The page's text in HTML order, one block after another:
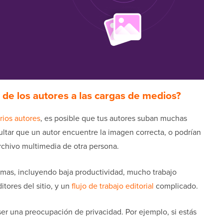
los autores a las cargas de medios?
autores, es posible que tus autores suban muchas
que un autor encuentre la imagen correcta, o podrían
multimedia de otra persona.
incluyendo baja productividad, mucho trabajo
del sitio, y un flujo de trabajo editorial complicado.
una preocupación de privacidad. Por ejemplo, si estás